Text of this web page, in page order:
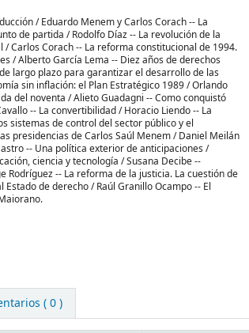
/ Eduardo Menem y Carlos Corach -- La
de partida / Rodolfo Díaz -- La revolución de la
Carlos Corach -- La reforma constitucional de 1994.
/ Alberto García Lema -- Diez años de derechos
largo plazo para garantizar el desarrollo de las
sin inflación: el Plan Estratégico 1989 / Orlando
del noventa / Alieto Guadagni -- Como conquistó
-- La convertibilidad / Horacio Liendo -- La
sistemas de control del sector público y el
presidencias de Carlos Saúl Menem / Daniel Meilán
-- Una política exterior de anticipaciones /
ciencia y tecnología / Susana Decibe --
Rodríguez -- La reforma de la justicia. La cuestión de
de derecho / Raúl Granillo Ocampo -- El
( 0 )